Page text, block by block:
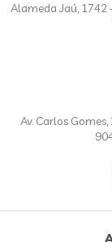
Alameda Jaú, 1742
Av. Carlos